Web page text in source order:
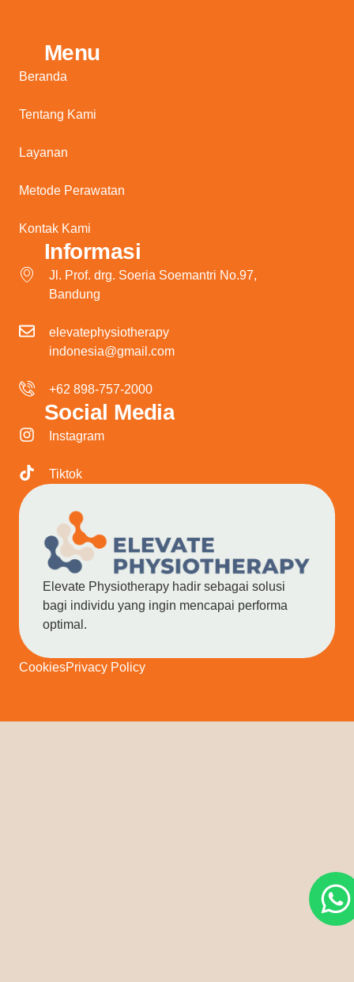
Menu
Beranda
Tentang Kami
Layanan
Metode Perawatan
Kontak Kami
Informasi
Jl. Prof. drg. Soeria Soemantri No.97,
Bandung
elevatephysiotherapy
indonesia@gmail.com
+62 898-757-2000
Social Media
Instagram
Tiktok
Elevate Physiotherapy hadir sebagai solusi
bagi individu yang ingin mencapai performa
optimal.
CookiesPrivacy Policy